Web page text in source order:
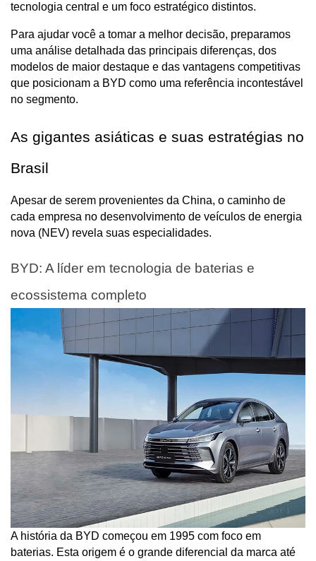
tecnologia central e um foco estratégico distintos.
Para ajudar você a tomar a melhor decisão, preparamos
uma análise detalhada das principais diferenças, dos
modelos de maior destaque e das vantagens competitivas
que posicionam a BYD como uma referência incontestável
no segmento.
As gigantes asiáticas e suas estratégias no
Brasil
Apesar de serem provenientes da China, o caminho de
cada empresa no desenvolvimento de veículos de energia
nova (NEV) revela suas especialidades.
BYD: A líder em tecnologia de baterias e
ecossistema completo
A história da BYD começou em 1995 com foco em
baterias. Esta origem é o grande diferencial da marca até